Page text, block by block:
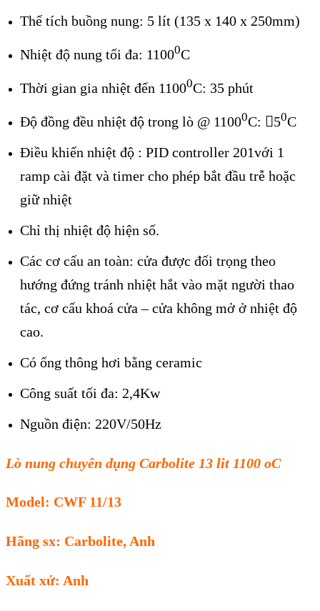
Thể tích buồng nung: 5 lít (135 x 140 x 250mm)
Nhiệt độ nung tối đa: 11000C
Thời gian gia nhiệt đến 11000C: 35 phút
Độ đồng đều nhiệt độ trong lò @ 11000C: 50C
Điều khiển nhiệt độ : PID controller 201với 1
ramp cài đặt và timer cho phép bắt đầu trễ hoặc
giữ nhiệt
Chỉ thị nhiệt độ hiện số.
Các cơ cấu an toàn: cửa được đối trọng theo
hướng đứng tránh nhiệt hắt vào mặt người thao
tác, cơ cấu khoá cửa – cửa không mở ở nhiệt độ
cao.
Có ống thông hơi bằng ceramic
Công suất tối đa: 2,4Kw
Nguồn điện: 220V/50Hz
Lò nung chuyên dụng Carbolite 13 lit 1100 oC
Model: CWF 11/13
Hãng sx: Carbolite, Anh
Xuất xứ: Anh